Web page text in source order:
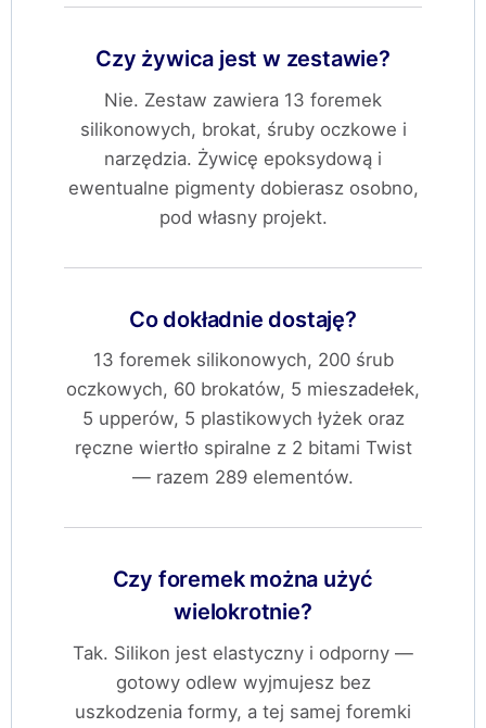
Czy żywica jest w zestawie?
Nie. Zestaw zawiera 13 foremek
silikonowych, brokat, śruby oczkowe i
narzędzia. Żywicę epoksydową i
ewentualne pigmenty dobierasz osobno,
pod własny projekt.
Co dokładnie dostaję?
13 foremek silikonowych, 200 śrub
oczkowych, 60 brokatów, 5 mieszadełek,
5 upperów, 5 plastikowych łyżek oraz
ręczne wiertło spiralne z 2 bitami Twist
— razem 289 elementów.
Czy foremek można użyć
wielokrotnie?
Tak. Silikon jest elastyczny i odporny —
gotowy odlew wyjmujesz bez
uszkodzenia formy, a tej samej foremki